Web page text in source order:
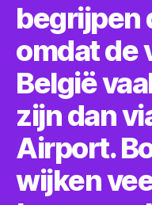
begrijpen
omdat de
België
zijn dan
Airport.
wijken